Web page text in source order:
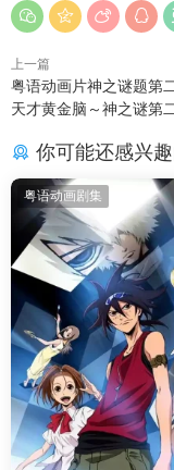
上一篇
粤语动画片神之谜题第
天才黄金脑～神之谜第
你可能还感兴
粤语动画剧集